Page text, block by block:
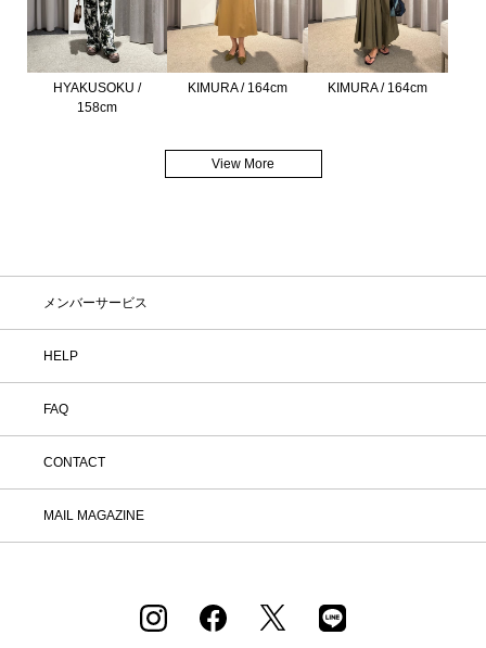
HYAKUSOKU /
158cm
KIMURA / 164cm KIMURA / 164cm
View More
メンバーサービス
HELP
FAQ
CONTACT
MAIL MAGAZINE